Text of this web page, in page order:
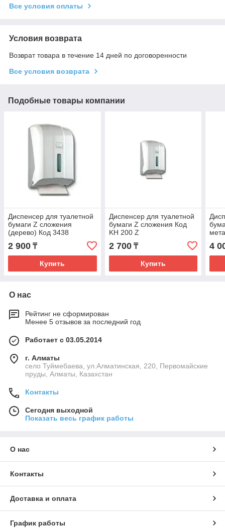
Все условия оплаты
Условия возврата
Возврат товара в течение 14 дней по договоренности
Все условия возврата
Подобные товары компании
Диспенсер для туалетной
бумаги Z сложения
(дерево) Код 3438
2 900 ₸
Купить
Диспенсер для туалетной
бумаги Z сложения Код
KH 200 Z
2 700₸
Купить
4
О нас
Рейтинг не сформирован
Менее 5 отзывов за последний год
Работает с 03.05.2014
г. Алматы
село Туймебаева, ул.Алматинская, 220, Первомайские
пруды, Алматы, Казахстан
Контакты
Сегодня выходной
Показать весь график работы
О нас
Контакты
Доставка и оплата
График работы